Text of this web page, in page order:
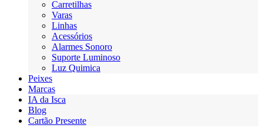
Carretilhas
Varas
Linhas
Acessórios
Alarmes Sonoro
Suporte Luminoso
Luz Quimica
Peixes
Marcas
IA da Isca
Blog
Cartão Presente